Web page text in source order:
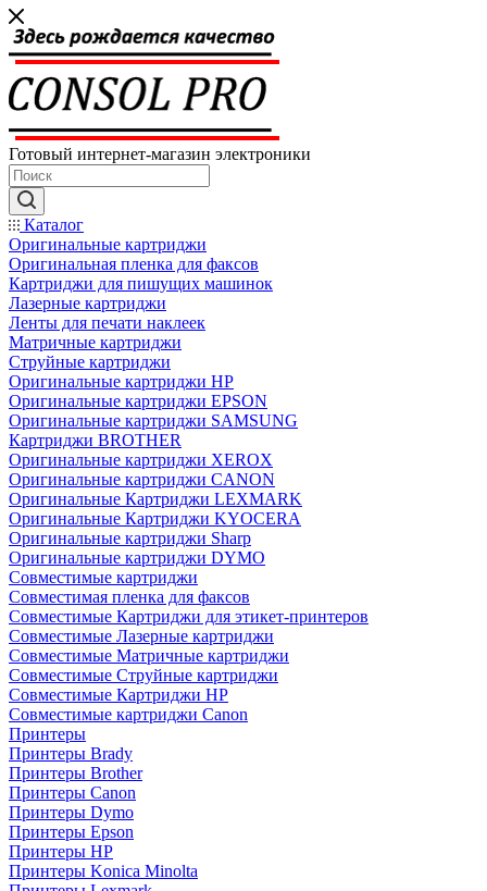
Готовый интернет-магазин электроники
Каталог
Оригинальные картриджи
Оригинальная пленка для факсов
Картриджи для пишущих машинок
Лазерные картриджи
Ленты для печати наклеек
Матричные картриджи
Струйные картриджи
Оригинальные картриджи HP
Оригинальные картриджи EPSON
Оригинальные картриджи SAMSUNG
Картриджи BROTHER
Оригинальные картриджи XEROX
Оригинальные картриджи CANON
Оригинальные Картриджи LEXMARK
Оригинальные Картриджи KYOCERA
Оригинальные картриджи Sharp
Оригинальные картриджи DYMO
Совместимые картриджи
Совместимая пленка для факсов
Совместимые Картриджи для этикет-принтеров
Совместимые Лазерные картриджи
Совместимые Матричные картриджи
Совместимые Струйные картриджи
Совместимые Картриджи HP
Совместимые картриджи Canon
Принтеры
Принтеры Brady
Принтеры Brother
Принтеры Canon
Принтеры Dymo
Принтеры Epson
Принтеры HP
Принтеры Konica Minolta